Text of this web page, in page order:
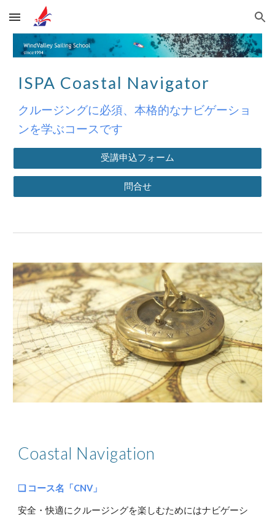
Skip to main content Skip to navigation
ISPA Coastal Navigator
クルージングに必須、本格的なナビゲーショ
ンを学ぶコースです
受講申込フォーム
問合せ
Coastal Navigation
❏ コース名「CNV」
安全・快適にクルージングを楽しむためにはナビゲーシ